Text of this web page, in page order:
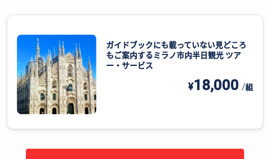
ガイドブックにも載っていない見どころ
もご案内するミラノ市内半日観光 ツア
ー・サービス
¥18,000 /組